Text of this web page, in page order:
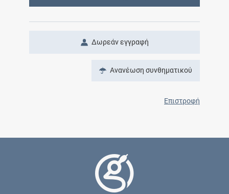
Δωρεάν εγγραφή
Ανανέωση συνθηματικού
Επιστροφή